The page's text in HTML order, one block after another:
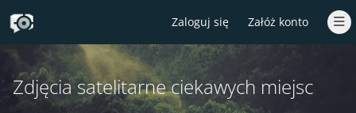
Zaloguj się Załóż konto
Zdjęcia satelitarne ciekawych miejsc